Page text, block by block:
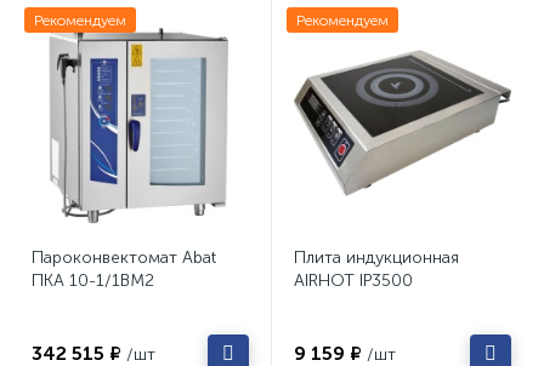
Рекомендуем
Пароконвектомат Abat
ПКА 10-1/1ВМ2
342 515 ₽ /шт
Рекомендуем
Плита индукционная
AIRHOT IP3500
9 159 ₽ /шт